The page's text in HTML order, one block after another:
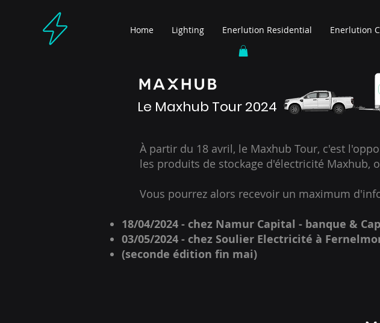
Home Lighting Enerlution Residential Enerlution
Le Maxhub Tour 2024
À partir du 18 avril, le Maxhub Tour, c'est
les produits de stockage d'électricité Maxhub,
Vous pourrez alors recevoir un maximum
18/04/2024 - chez Namur Capital - banque &
03/05/2024 - chez Soulier Electricité à
(seconde édition fin mai)